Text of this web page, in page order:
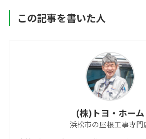
この記事を書いた人
(株)トヨ・ホーム
浜松市の屋根工事専門